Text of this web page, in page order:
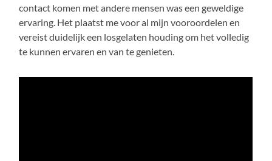
contact komen met andere mensen was een geweldige
ervaring. Het plaatst me voor al mijn vooroordelen en
vereist duidelijk een losgelaten houding om het volledig
te kunnen ervaren en van te genieten.